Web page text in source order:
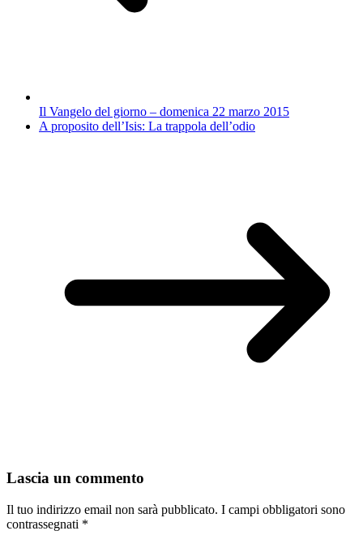
Il Vangelo del giorno – domenica 22 marzo 2015
A proposito dell’Isis: La trappola dell’odio
Lascia un commento
Il tuo indirizzo email non sarà pubblicato. I campi obbligatori sono
contrassegnati *